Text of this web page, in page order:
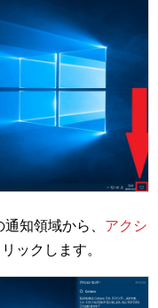
知領域から、 アクシ
ックします。